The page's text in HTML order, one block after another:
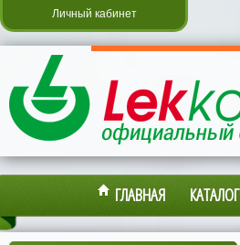
Личный кабинет
ГЛАВНАЯ КАТАЛОГ